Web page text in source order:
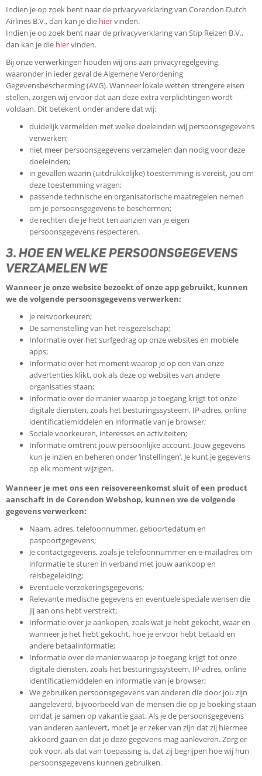
Indien je op zoek bent naar de privacyverklaring van Corendon Dutch
Airlines B.V., dan kan je die hiervinden.
Indien je op zoek bent naar de privacyverklaring van Stip Reizen B.V.,
dan kan je die hiervinden.
Bij onze verwerkingen houden wij ons aan privacyregelgeving,
waaronder in ieder geval de Algemene Verordening
Gegevensbescherming (AVG). Wanneer lokale wetten strengere eisen
stellen, zorgen wij ervoor dat aan deze extra verplichtingen wordt
voldaan. Dit betekent onder andere dat wij:
duidelijk vermelden met welke doeleinden wij persoonsgegevens
verwerken;
niet meer persoonsgegevens verzamelen dan nodig voor deze
doeleinden;
in gevallen waarin (uitdrukkelijke) toestemming is vereist, jou om
deze toestemming vragen;
passende technische en organisatorische maatregelen nemen
om je persoonsgegevens te beschermen;
de rechten die je hebt ten aanzien van je eigen
persoonsgegevens respecteren.
3. HOE EN WELKE PERSOONSGEGEVENS
VERZAMELEN WE
Wanneer je onze website bezoekt of onze app gebruikt, kunnen
we de volgende persoonsgegevens verwerken:
Je reisvoorkeuren;
De samenstelling van het reisgezelschap;
Informatie over het surfgedrag op onze websites en mobiele
apps;
Informatie over het moment waarop je op een van onze
advertenties klikt, ook als deze op websites van andere
organisaties staan;
Informatie over de manier waarop je toegang krijgt tot onze
digitale diensten, zoals het besturingssysteem, IP-adres, online
identificatiemiddelen en informatie van je browser;
Sociale voorkeuren, interesses en activiteiten;
Informatie omtrent jouw persoonlijke account. Jouw gegevens
kun je inzien en beheren onder ‘instellingen’. Je kunt je gegevens
op elk moment wijzigen.
Wanneer je met ons een reisovereenkomst sluit of een product
aanschaft in de Corendon Webshop, kunnen we de volgende
gegevens verwerken:
Naam, adres, telefoonnummer, geboortedatum en
paspoortgegevens;
Je contactgegevens, zoals je telefoonnummer en e-mailadres om
informatie te sturen in verband met jouw aankoop en
reisbegeleiding;
Eventuele verzekeringsgegevens;
Relevante medische gegevens en eventuele speciale wensen die
jij aan ons hebt verstrekt;
Informatie over je aankopen, zoals wat je hebt gekocht, waar en
wanneer je het hebt gekocht, hoe je ervoor hebt betaald en
andere betaalinformatie;
Informatie over de manier waarop je toegang krijgt tot onze
digitale diensten, zoals het besturingssysteem, IP-adres, online
identificatiemiddelen en informatie van je browser;
We gebruiken persoonsgegevens van anderen die door jou zijn
aangeleverd, bijvoorbeeld van de mensen die op je boeking staan
omdat je samen op vakantie gaat. Als je de persoonsgegevens
van anderen aanlevert, moet je er zeker van zijn dat zij hiermee
akkoord gaan en dat je deze gegevens mag aanleveren. Zorg er
ook voor, als dat van toepassing is, dat zij begrijpen hoe wij hun
persoonsgegevens kunnen gebruiken.